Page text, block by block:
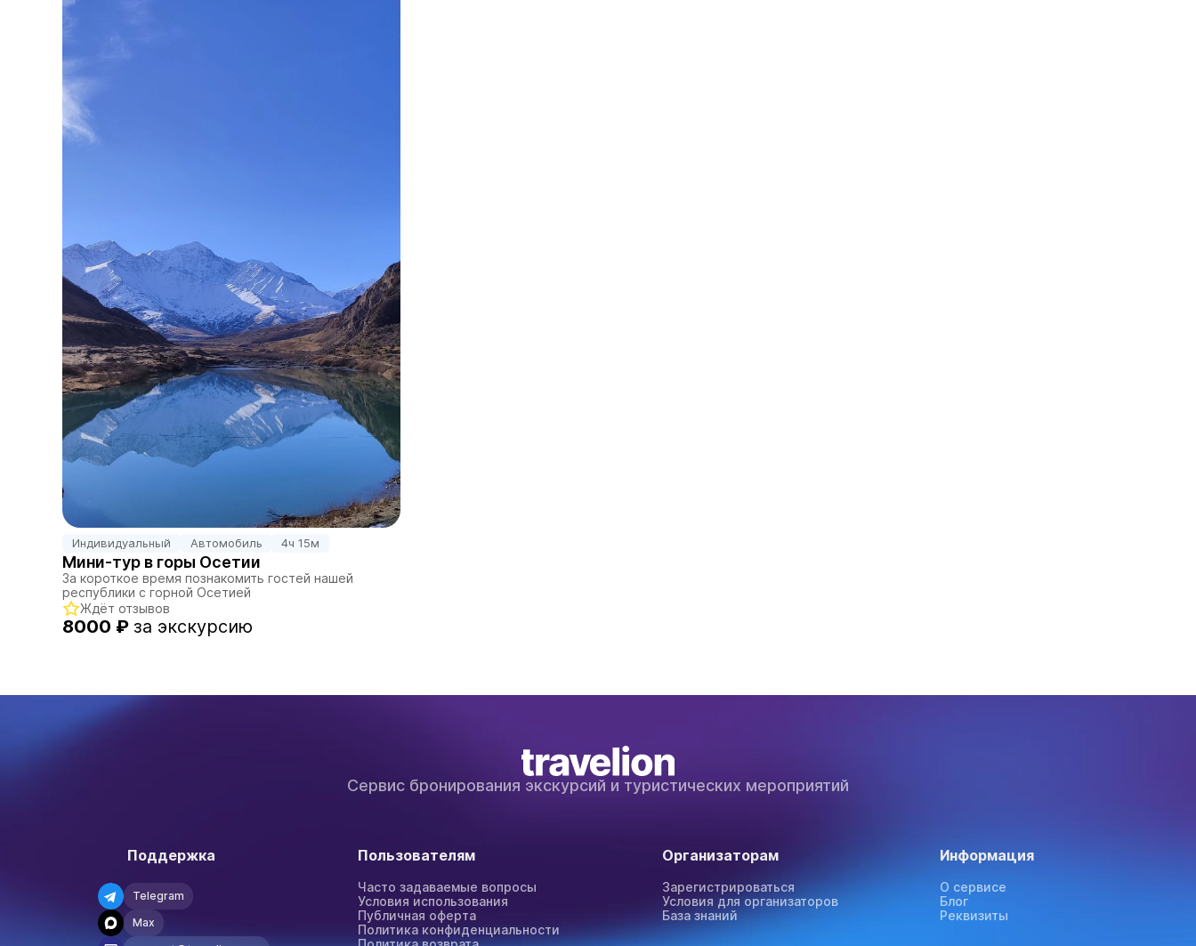
Индивидуальный Автомобиль 4ч 15м
Мини-тур в горы Осетии
За короткое время познакомить гостей нашей
республики с горной Осетией
Ждёт отзывов
8000 ₽ за экскурсию
Сервис бронирования экскурсий и туристических мероприятий
Поддержка
Telegram
Max
Пользователям
Часто задаваемые вопросы
Условия использования
Публичная оферта
Политика конфиденциальности
Организаторам
Зарегистрироваться
Условия для организаторов
База знаний
Информация
О сервисе
Блог
Реквизиты